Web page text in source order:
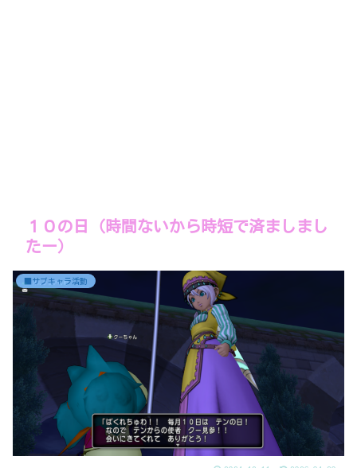
１０の日（時間ないから時短で済ましまし
たー）
■サブキャラ活動